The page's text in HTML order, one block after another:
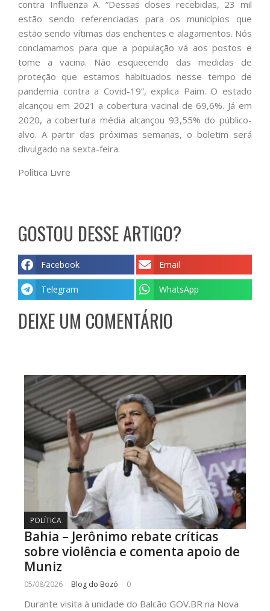
contra Influenza A. “Dessas doses recebidas, 23 mil
estão sendo referenciadas para os municípios que
estão sendo vítimas das enchentes e alagamentos. Nós
conclamamos para que a população vá aos postos e
tome a vacina. Não esquecendo das medidas de
proteção que estamos habituados nesse tempo de
pandemia contra a Covid-19”, explica Paim. O estado
alcançou em 2021 a cobertura vacinal de 69,6%. Já em
2020, a cobertura média alcançou 93,55% do público-
alvo. A partir das próximas semanas, o boletim será
divulgado na sexta-feira.
Política Livre
GOSTOU DESSE ARTIGO?
Facebook Email
Telegram WhatsApp
DEIXE UM COMENTÁRIO
POLÍTICA
Bahia – Jerônimo rebate críticas
sobre violência e comenta apoio de
Muniz
05/08/2026 Blog do Bozó 0
Durante visita à unidade do Balcão GOV.BR na Nova